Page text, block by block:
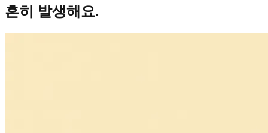
흔히 발생해요.